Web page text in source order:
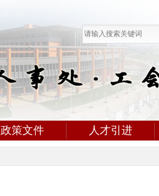
政策文件 人才引进